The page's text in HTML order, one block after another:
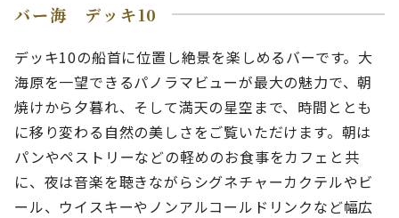
バー海 デッキ10
デッキ10の船首に位置し絶景を楽しめるバーです。大
海原を一望できるパノラマビューが最大の魅力で、朝
焼けから夕暮れ、そして満天の星空まで、時間ととも
に移り変わる自然の美しさをご覧いただけます。朝は
パンやペストリーなどの軽めのお食事をカフェと共
に、夜は音楽を聴きながらシグネチャーカクテルやビ
ール、ウイスキーやノンアルコールドリンクなど幅広